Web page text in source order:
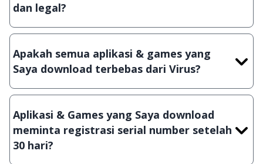
dan legal?
Ya, JalanTikus hanya membagikan aplikasi &
games yang gratis (Freeware) dan legal, dalam
artian tidak (bajakan) hasil crack, patch atau
semacamnya.
Apakah semua aplikasi & games yang
Saya download terbebas dari Virus?
Ya, JalanTikus selalu melakukan scanning dengan
3 jenis Antivirus (Kaspersky, AVG & Avast) sebelum
menerbitkan suatu aplikasi atau games, sehingga
bisa dijamin 100% terbebas dari virus.
Aplikasi & Games yang Saya download
meminta registrasi serial number setelah
30 hari?